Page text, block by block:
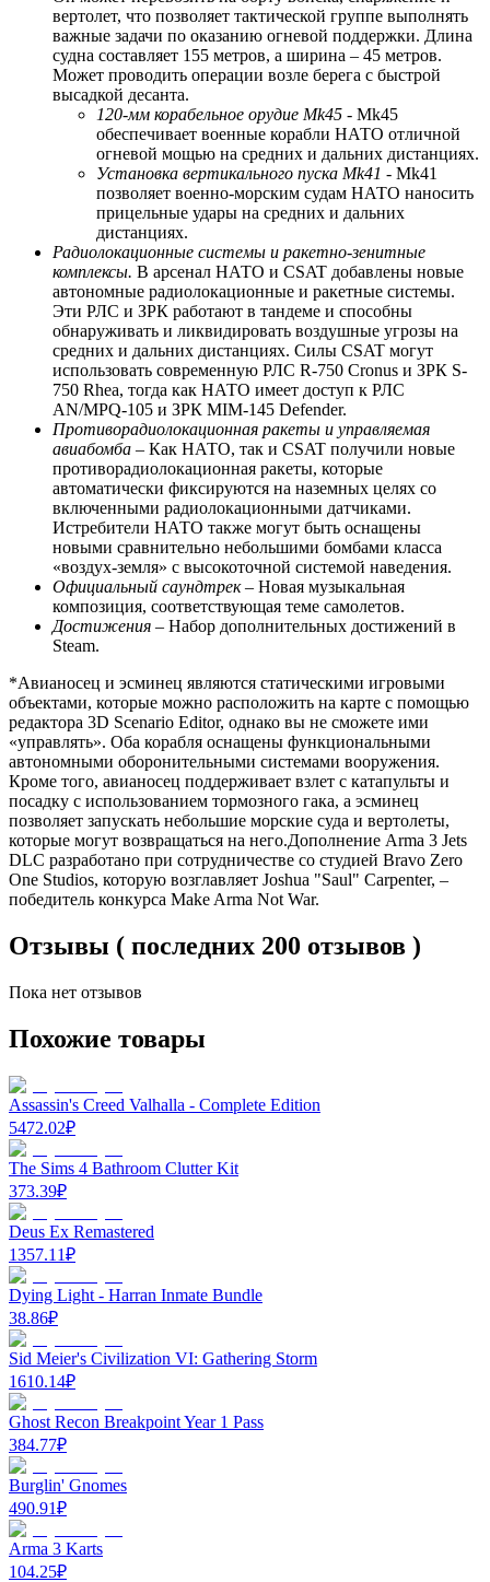
вертолет, что позволяет тактической группе выполнять
важные задачи по оказанию огневой поддержки. Длина
судна составляет 155 метров, а ширина – 45 метров.
Может проводить операции возле берега с быстрой
высадкой десанта.
120-мм корабельное орудие Mk45 - Mk45
обеспечивает военные корабли НАТО отличной
огневой мощью на средних и дальних дистанциях.
Установка вертикального пуска Mk41 - Mk41
позволяет военно-морским судам НАТО наносить
прицельные удары на средних и дальних
дистанциях.
Радиолокационные системы и ракетно-зенитные
комплексы. В арсенал НАТО и CSAT добавлены новые
автономные радиолокационные и ракетные системы.
Эти РЛС и ЗРК работают в тандеме и способны
обнаруживать и ликвидировать воздушные угрозы на
средних и дальних дистанциях. Силы CSAT могут
использовать современную РЛС R-750 Cronus и ЗРК S-
750 Rhea, тогда как НАТО имеет доступ к РЛС
AN/MPQ-105 и ЗРК MIM-145 Defender.
Противорадиолокационная ракеты и управляемая
авиабомба – Как НАТО, так и CSAT получили новые
противорадиолокационная ракеты, которые
автоматически фиксируются на наземных целях со
включенными радиолокационными датчиками.
Истребители НАТО также могут быть оснащены
новыми сравнительно небольшими бомбами класса
«воздух-земля» с высокоточной системой наведения.
Официальный саундтрек– Новая музыкальная
композиция, соответствующая теме самолетов.
Достижения – Набор дополнительных достижений в
Steam.
*Авианосец и эсминец являются статическими игровыми
объектами, которые можно расположить на карте с помощью
редактора 3D Scenario Editor, однако вы не сможете ими
«управлять». Оба корабля оснащены функциональными
автономными оборонительными системами вооружения.
Кроме того, авианосец поддерживает взлет с катапульты и
посадку с использованием тормозного гака, а эсминец
позволяет запускать небольшие морские суда и вертолеты,
которые могут возвращаться на него.Дополнение Arma 3 Jets
DLC разработано при сотрудничестве со студией Bravo Zero
One Studios, которую возглавляет Joshua "Saul" Carpenter, –
победитель конкурса Make Arma Not War.
Отзывы ( последних 200 отзывов )
Пока нет отзывов
Похожие товары
Assassin's Creed Valhalla - Complete Edition
5472.02₽
The Sims 4 Bathroom Clutter Kit
373.39₽
Deus Ex Remastered
1357.11₽
Dying Light - Harran Inmate Bundle
38.86₽
Sid Meier's Civilization VI: Gathering Storm
1610.14₽
Ghost Recon Breakpoint Year 1 Pass
384.77₽
Burglin' Gnomes
490.91₽
Arma 3 Karts
104.25₽